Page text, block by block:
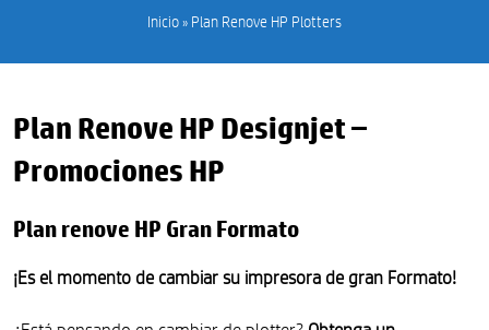
Inicio» Plan Renove HP Plotters
Plan Renove HP Designjet –
Promociones HP
Plan renove HP Gran Formato
¡Es el momento de cambiar su impresora de gran Formato!